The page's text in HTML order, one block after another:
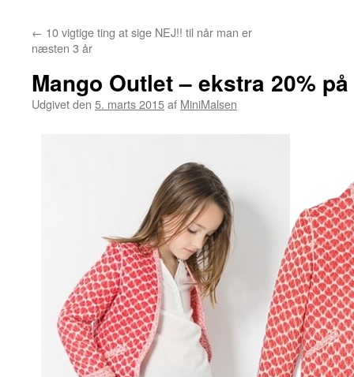
← 10 vigtige ting at sige NEJ!! til når man er
næsten 3 år
Mango Outlet – ekstra 20%
Udgivet den 5. marts 2015af MiniMalsen